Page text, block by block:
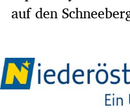
auf den